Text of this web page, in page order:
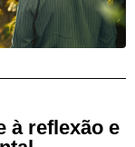
à reflexão e